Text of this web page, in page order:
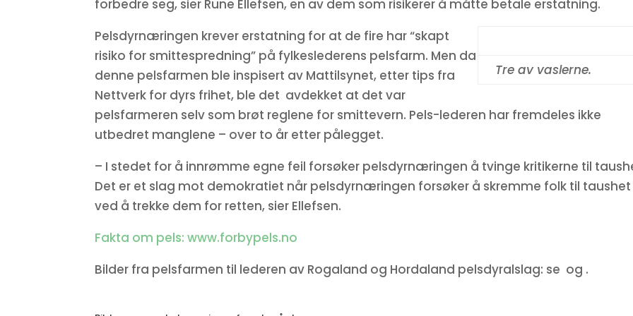
forbedre seg, sier Rune Ellefsen, en av dem som risikerer å måtte betale erstatning.
Tre av vaslerne.
Pelsdyrnæringen krever erstatning for at de fire har “skapt
risiko for smittespredning” på fylkeslederens pelsfarm. Men da
denne pelsfarmen ble inspisert av Mattilsynet, etter tips fra
Nettverk for dyrs frihet, ble det avdekket at det var
pelsfarmeren selv som brøt reglene for smittevern. Pels-lederen har fremdeles ikke
utbedret manglene – over to år etter pålegget.
– I stedet for å innrømme egne feil forsøker pelsdyrnæringen å tvinge kritikerne til
Det er et slag mot demokratiet når pelsdyrnæringen forsøker å skremme folk til taushet
ved å trekke dem for retten, sier Ellefsen.
Fakta om pels: www.forbypels.no
Bilder fra pelsfarmen til lederen av Rogaland og Hordaland pelsdyralslag: se og .